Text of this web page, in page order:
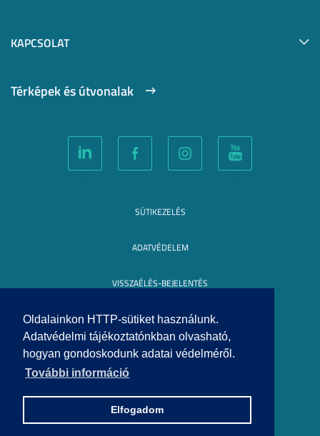
Oldalainkon HTTP-sütiket használunk.
Adatvédelmi tájékoztatónkban olvasható,
hogyan gondoskodunk adatai védelméről.
További információ
Elfogadom
KAPCSOLAT
Térképek és útvonalak
SÜTIKEZELÉS
ADATVÉDELEM
VISSZAÉLÉS-BEJELENTÉS
KÖZÉRDEKŰ ADATOK
IMPRESSZUM